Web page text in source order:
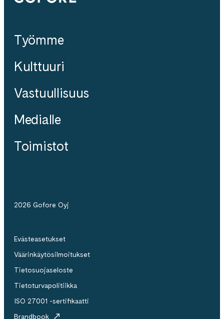
Työmme
Kulttuuri
Vastuullisuus
Medialle
Toimistot
2026 Gofore Oyj
Evästeasetukset
Väärinkäytösilmoitukset
Tietosuojaseloste
Tietoturvapolitiikka
ISO 27001 -sertifikaatti
Brandbook